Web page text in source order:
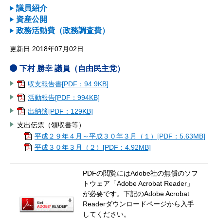
議員紹介
資産公開
政務活動費（政務調査費）
更新日 2018年07月02日
下村 勝幸 議員（自由民主党）
収支報告書[PDF：94.9KB]
活動報告[PDF：994KB]
出納簿[PDF：129KB]
支出伝票（領収書等）
平成２９年４月～平成３０年３月（１）[PDF：5.63MB]
平成３０年３月（２）[PDF：4.92MB]
PDFの閲覧にはAdobe社の無償のソフ
トウェア「Adobe Acrobat Reader」
が必要です。下記のAdobe Acrobat
Readerダウンロードページから入手
してください。